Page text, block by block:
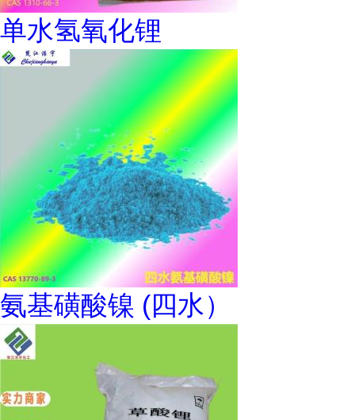
单水氢氧化锂
氨基磺酸镍 (四水）